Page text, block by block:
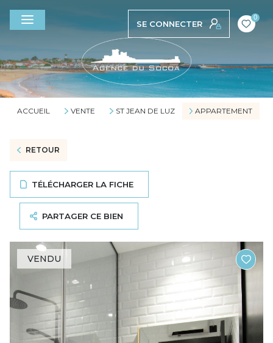
SE CONNECTER
0
ACCUEIL VENTE ST JEAN DE LUZ APPARTEMENT
RETOUR
TÉLÉCHARGER LA FICHE
PARTAGER CE BIEN
VENDU